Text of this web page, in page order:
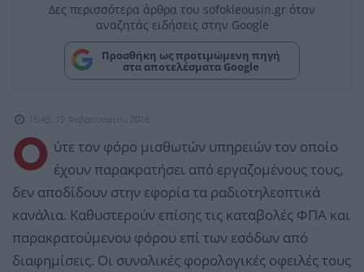
Δες περισσότερα άρθρα του sofokleousin.gr όταν
αναζητάς ειδήσεις στην Google
Προσθήκη ως προτιμώμενη πηγή
στα αποτελέσματα Google
15:45, 19 Φεβρουαρίου 2016
Ο ύτε τον φόρο μισθωτών υπηρειών τον οποίο
έχουν παρακρατήσει από εργαζομένους τους,
δεν αποδίδουν στην εφορία τα ραδιοτηλεοπτικά
κανάλια. Καθυστερούν επίσης τις καταβολές ΦΠΑ και
παρακρατούμενου φόρου επί των εσόδων από
διαφημίσεις. Οι συνολικές φορολογικές οφειλές τους